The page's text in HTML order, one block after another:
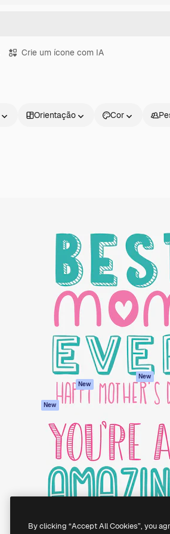
Crie um ícone com IA
Orientação Cor
Assistente de IA
Gerador de vídeos
Texto para voz
Conteúdo de stock
Claude/ChatGPT
New
New
App móvel
Começar
Academy
Documentação
Atendimento
Termos e
condições
Política de
privacidade
Originais New
Política de
Central de
confiabilidade
Afiliados
Empresas
Todos os direitos reservados.
By clicking “Accept All Cookies”, you